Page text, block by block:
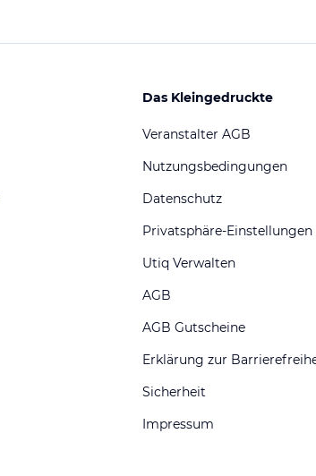
Das Kleingedruckte
Veranstalter AGB
Nutzungsbedingungen
Datenschutz
Privatsphäre-Einstellungen
Utiq Verwalten
AGB
AGB Gutscheine
Erklärung zur
Sicherheit
Impressum